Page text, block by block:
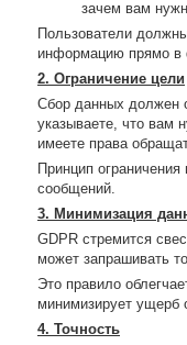
зачем вам
Пользователи
информацию прямо в
2. Ограничение цели
Сбор данных должен
указываете, что вам
имеете права
Принцип
сообщений.
3. Минимизация
GDPR стремится
может запрашивать
Это правило
минимизирует ущерб
4. Точность